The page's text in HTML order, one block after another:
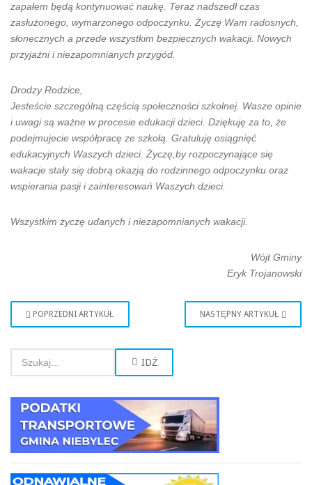
zapałem będą kontynuować naukę. Teraz nadszedł czas
zasłużonego, wymarzonego odpoczynku. Życzę Wam radosnych,
słonecznych a przede wszystkim bezpiecznych wakacji. Nowych
przyjaźni i niezapomnianych przygód.
Drodzy Rodzice,
Jesteście szczególną częścią społeczności szkolnej. Wasze opinie
i uwagi są ważne w procesie edukacji dzieci. Dziękuję za to, że
podejmujecie współpracę ze szkołą. Gratuluję osiągnięć
edukacyjnych Waszych dzieci. Życzę,by rozpoczynające się
wakacje stały się dobrą okazją do rodzinnego odpoczynku oraz
wspierania pasji i zainteresowań Waszych dzieci.
Wszystkim życzę udanych i niezapomnianych wakacji.
Wójt Gminy
Eryk Trojanowski
POPRZEDNI ARTYKUŁ NASTĘPNY ARTYKUŁ
IDŹ